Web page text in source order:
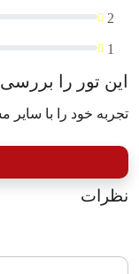
2
1
این تور را بررسی
تجربه خود را با سایر
نظرات